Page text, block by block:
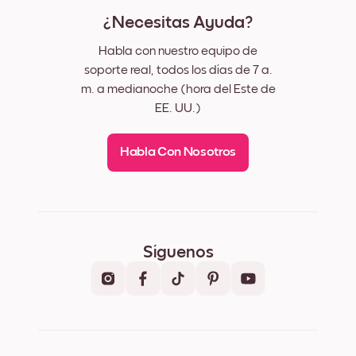
¿Necesitas Ayuda?
Habla con nuestro equipo de
soporte real, todos los días de 7 a.
m. a medianoche (hora del Este de
EE. UU.)
Habla Con Nosotros
Síguenos